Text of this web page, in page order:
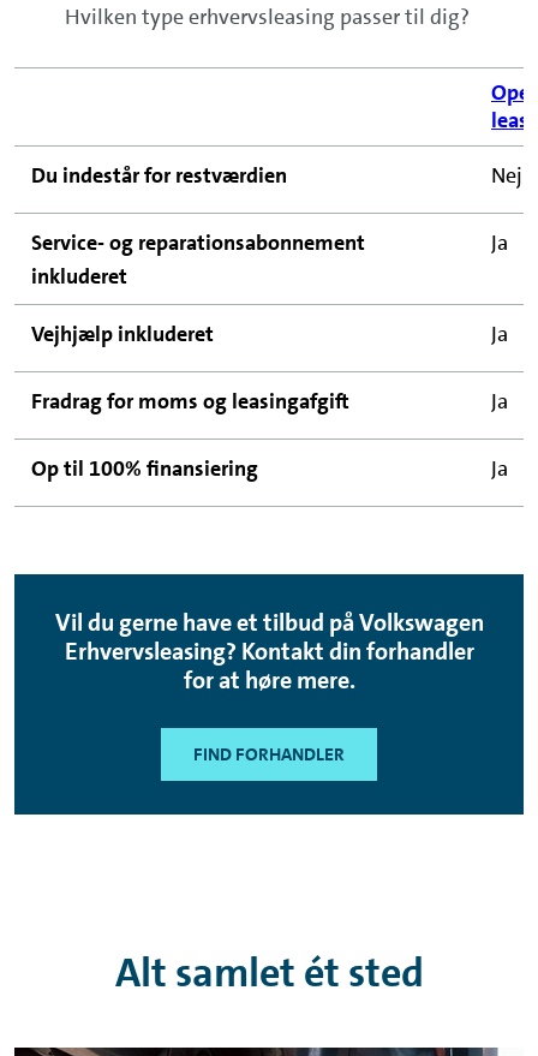
Hvilken type erhvervsleasing passer til dig?
Du indestår for restværdien
Nej
Service- og reparationsabonnement
inkluderet
Ja
Vejhjælp inkluderet Ja
Fradrag for moms og leasingafgift Ja
Op til 100% finansiering Ja
Vil du gerne have et tilbud på Volkswagen
Erhvervsleasing? Kontakt din forhandler
for at høre mere.
FIND FORHANDLER
Alt samlet ét sted